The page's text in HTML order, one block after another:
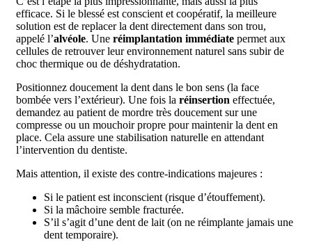
efficace. Si le blessé est conscient et coopératif, la meilleure
solution est de replacer la dent directement dans son trou,
appelé l’alvéole. Une réimplantation immédiate permet aux
cellules de retrouver leur environnement naturel sans subir de
choc thermique ou de déshydratation.
Positionnez doucement la dent dans le bon sens (la face
bombée vers l’extérieur). Une fois la réinsertion effectuée,
demandez au patient de mordre très doucement sur une
compresse ou un mouchoir propre pour maintenir la dent en
place. Cela assure une stabilisation naturelle en attendant
l’intervention du dentiste.
Mais attention, il existe des contre-indications majeures :
Si le patient est inconscient (risque d’étouffement).
Si la mâchoire semble fracturée.
S’il s’agit d’une dent de lait (on ne réimplante jamais une
dent temporaire).